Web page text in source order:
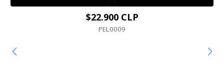
$22.900 CLP
PEL0009